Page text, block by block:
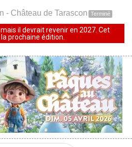
- Château de Tarascon Terminé
il devrait revenir en 2027. Cet
prochaine édition.